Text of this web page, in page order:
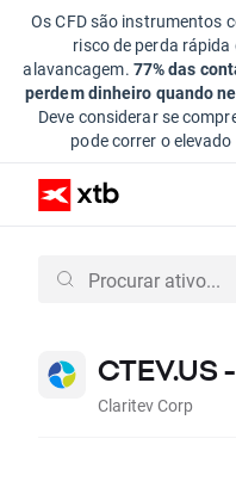
Os CFD são instrumentos
risco de perda
alavancagem. 77% das
perdem dinheiro quando
Deve considerar se
pode correr o
CTEV.US
Claritev Corp